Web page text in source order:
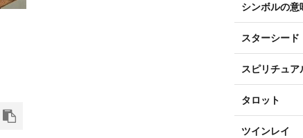
シンボルの意
スターシード
スピリチュア
タロット
ツインレイ